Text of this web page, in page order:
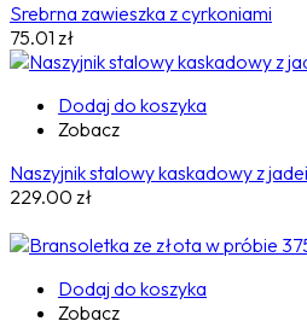
Srebrna zawieszka z cyrkoniami
75.01 zł
Dodaj do koszyka
Zobacz
Naszyjnik stalowy kaskadowy z
229.00 zł
Dodaj do koszyka
Zobacz